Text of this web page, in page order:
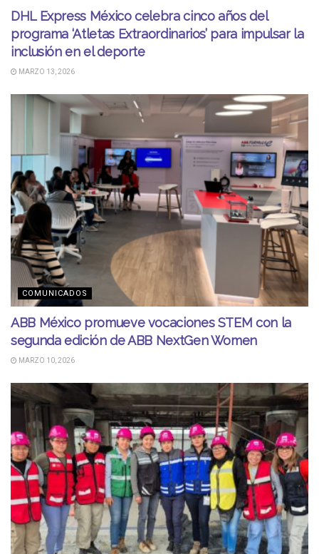
DHL Express México celebra cinco años del
programa ‘Atletas Extraordinarios’ para impulsar la
inclusión en el deporte
MARZO 13, 2026
COMUNICADOS
ABB México promueve vocaciones STEM con la
segunda edición de ABB NextGen Women
MARZO 10, 2026